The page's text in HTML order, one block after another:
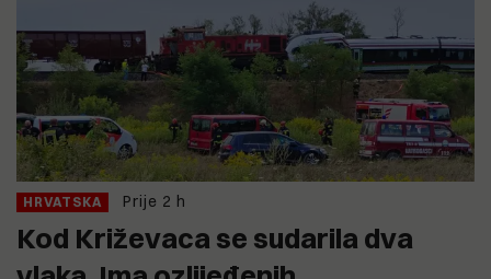
HRVATSKA Prije 2 h
Kod Križevaca se sudarila dva